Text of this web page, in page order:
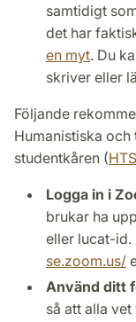
samtidigt
det har
en myt. Du
skriver eller
Följande
Humanistiska
studentkåren (HTS
Logga in i
brukar ha
eller lucat-id.
se.zoom.us/
Använd ditt
så att alla